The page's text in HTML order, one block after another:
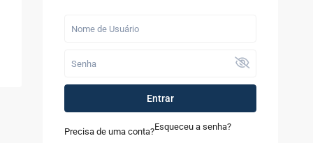
Entrar
Precisa de uma conta?Esqueceu a senha?
Fazenda com 52
Casa à Venda no
R$ 480.000